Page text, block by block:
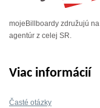
mojeBillboardy združujú
agentúr z celej SR.
Viac informácií
Časté otázky